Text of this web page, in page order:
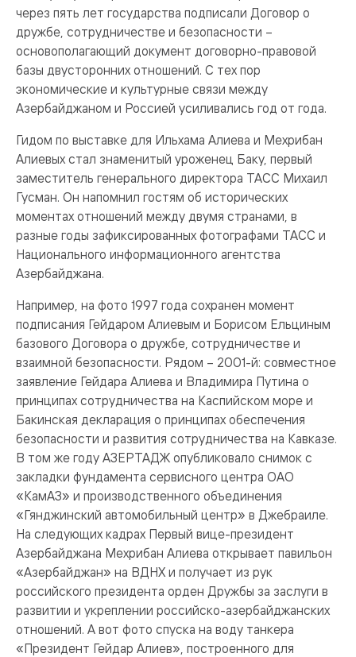
через пять лет государства подписали Договор о
дружбе, сотрудничестве и безопасности –
основополагающий документ договорно-правовой
базы двусторонних отношений. С тех пор
экономические и культурные связи между
Азербайджаном и Россией усиливались год от года.
Гидом по выставке для Ильхама Алиева и Мехрибан
Алиевых стал знаменитый уроженец Баку, первый
заместитель генерального директора ТАСС Михаил
Гусман. Он напомнил гостям об исторических
моментах отношений между двумя странами, в
разные годы зафиксированных фотографами ТАСС и
Национального информационного агентства
Азербайджана.
Например, на фото 1997 года сохранен момент
подписания Гейдаром Алиевым и Борисом Ельциным
базового Договора о дружбе, сотрудничестве и
взаимной безопасности. Рядом – 2001-й: совместное
заявление Гейдара Алиева и Владимира Путина о
принципах сотрудничества на Каспийском море и
Бакинская декларация о принципах обеспечения
безопасности и развития сотрудничества на Кавказе.
В том же году АЗЕРТАДЖ опубликовало снимок с
закладки фундамента сервисного центра ОАО
«КамАЗ» и производственного объединения
«Гянджинский автомобильный центр» в Джебраиле.
На следующих кадрах Первый вице-президент
Азербайджана Мехрибан Алиева открывает павильон
«Азербайджан» на ВДНХ и получает из рук
российского президента орден Дружбы за заслуги в
развитии и укреплении российско-азербайджанских
отношений. А вот фото спуска на воду танкера
«Президент Гейдар Алиев», построенного для